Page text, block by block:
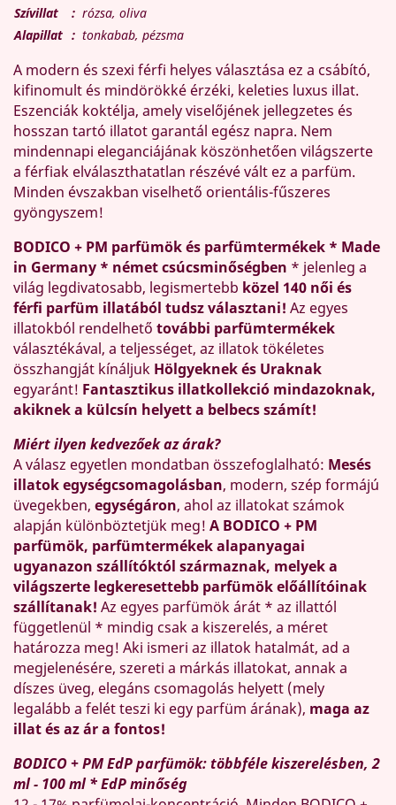
Szívillat
: rózsa, oliva
Alapillat : tonkabab, pézsma
A modern és szexi férfi helyes választása ez a csábító,
kifinomult és mindörökké érzéki, keleties luxus illat.
Eszenciák koktélja, amely viselőjének jellegzetes és
hosszan tartó illatot garantál egész napra. Nem
mindennapi eleganciájának köszönhetően világszerte
a férfiak elválaszthatatlan részévé vált ez a parfüm.
Minden évszakban viselhető orientális-fűszeres
gyöngyszem!
BODICO + PM parfümök és parfümtermékek * Made
in Germany * német csúcsminőségben * jelenleg a
világ legdivatosabb, legismertebb közel 140 női és
férfi parfüm illatából tudsz választani! Az egyes
illatokból rendelhető további parfümtermékek
választékával, a teljességet, az illatok tökéletes
összhangját kínáljuk Hölgyeknek és Uraknak
egyaránt! Fantasztikus illatkollekció mindazoknak,
akiknek a külcsín helyett a belbecs számít!
Miért ilyen kedvezőek az árak?
A válasz egyetlen mondatban összefoglalható: Mesés
illatok egységcsomagolásban, modern, szép formájú
üvegekben, egységáron, ahol az illatokat számok
alapján különböztetjük meg! A BODICO + PM
parfümök, parfümtermékek alapanyagai
ugyanazon szállítóktól származnak, melyek a
világszerte legkeresettebb parfümök előállítóinak
szállítanak! Az egyes parfümök árát * az illattól
függetlenül * mindig csak a kiszerelés, a méret
határozza meg! Aki ismeri az illatok hatalmát, ad a
megjelenésére, szereti a márkás illatokat, annak a
díszes üveg, elegáns csomagolás helyett (mely
legalább a felét teszi ki egy parfüm árának), maga az
illat és az ár a fontos!
BODICO + PM EdP parfümök: többféle kiszerelésben, 2
ml - 100 ml * EdP minőség